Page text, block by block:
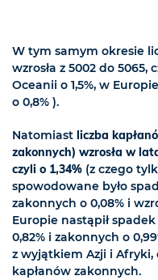
W tym samym okresie
wzrosła z 5002 do 5065,
Oceanii o 1,5%, w
o 0,8% ).
Natomiast liczba
zakonnych) wzrosła w
czyli o 1,34% (z czego
spowodowane było
zakonnych o 0,08% i
Europie nastąpił
0,82% i zakonnych o
z wyjątkiem Azji i
kapłanów zakonnych.